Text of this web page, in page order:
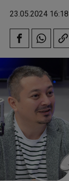
23.05.2024 16:18